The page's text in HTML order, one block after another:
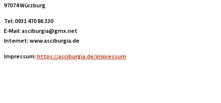
97074 Würzburg
Tel: 0931 470 86 330
E-Mail: asciburgia@gmx.net
Internet: www.asciburgia.de
Impressum: https://asciburgia.de/impressum